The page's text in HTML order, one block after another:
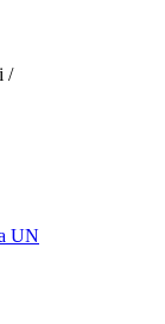
/
UN